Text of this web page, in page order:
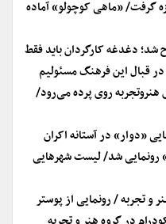
گرفت/ «ماهی کوچولو» آماده
دغدغه کارگردان باید فقط
قبال این فرهنگ مسئولیم
روی پرده می‌رود/
«دوار» در آستانه اکران
شد/ لیست شهرهایی